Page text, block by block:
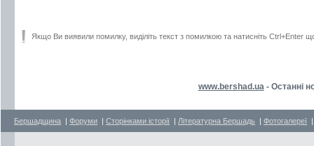
Якщо Ви виявили помилку, виділіть текст з помилкою та натисніть Ctrl+Enter
www.bershad.ua - Останні
Бершадщина | Форуми | Сторінками історії | Літературна Бершадь | Фотогалереї